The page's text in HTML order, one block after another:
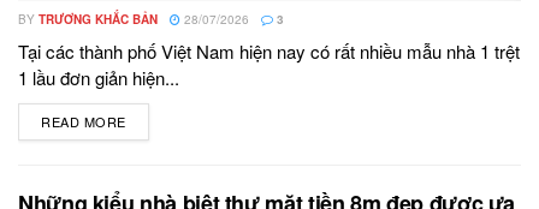
BY TRƯƠNG KHẮC BẢN 28/07/2026 3
Tại các thành phố Việt Nam hiện nay có rất nhiều mẫu nhà 1 trệt
1 lầu đơn giản hiện...
READ MORE